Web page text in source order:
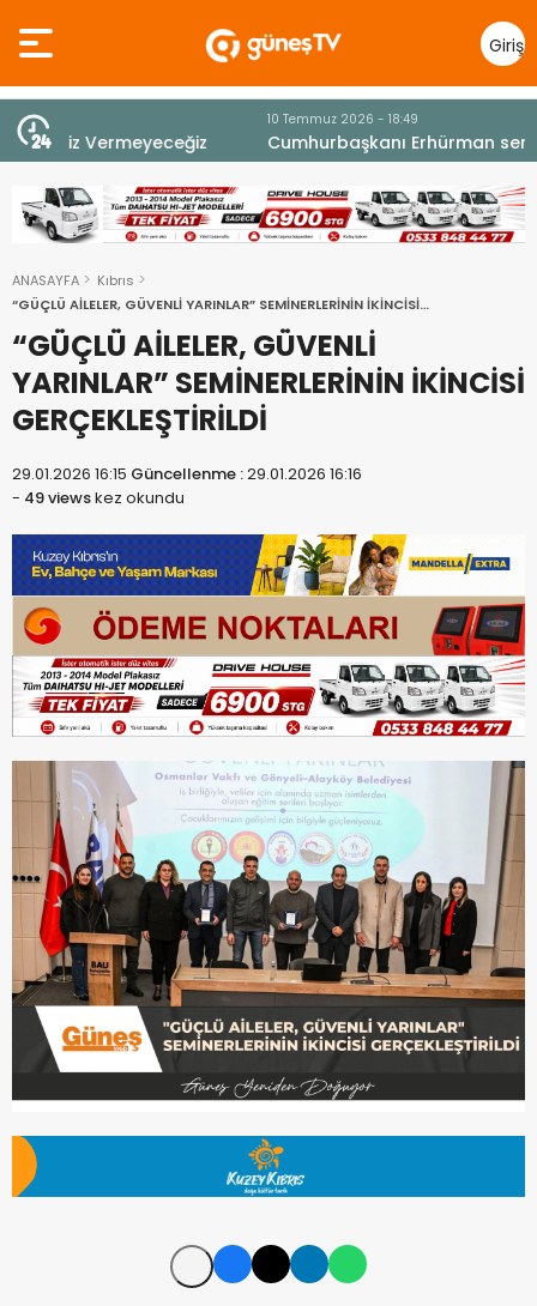
Giriş
Yap
Cumhurbaşkanı Erhürman sergi açılışında
fenalaşarak hastaneye kaldırıldı
ANASAYFA
Kıbrıs
“GÜÇLÜ AİLELER, GÜVENLİ YARINLAR” SEMİNERLERİNİN İKİNCİSİ
GERÇEKLEŞTİRİLDİ
“GÜÇLÜ AİLELER, GÜVENLİ
YARINLAR” SEMİNERLERİNİN İKİNCİSİ
GERÇEKLEŞTİRİLDİ
29.01.2026 16:15 Güncellenme :29.01.2026 16:16
- 49 viewskez okundu